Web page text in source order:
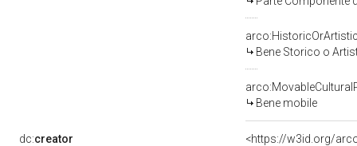
Bene Storico o
Bene mobile
dc:creator
<https://w3id.org/